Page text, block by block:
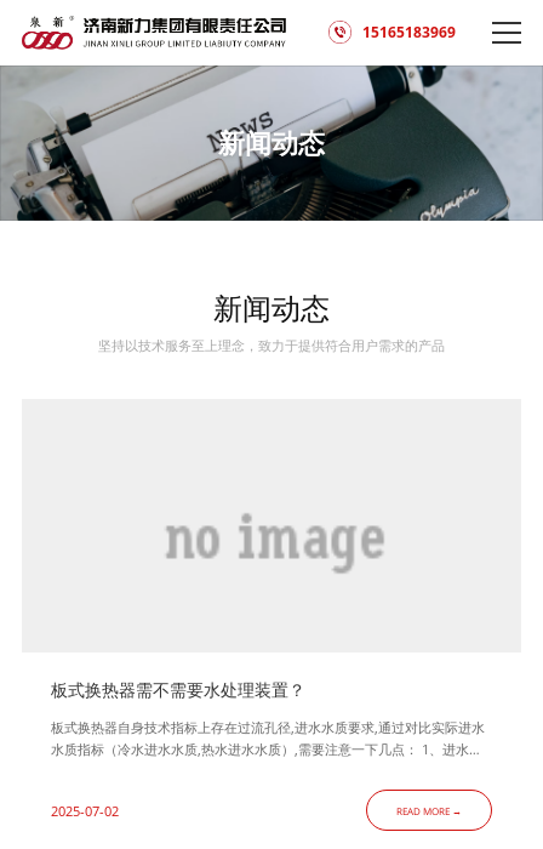
15165183969
新闻动态
新闻动态
坚持以技术服务至上理念，致力于提供符合用户需求的产品
板式换热器需不需要水处理装置？
板式换热器自身技术指标上存在过流孔径,进水水质要求,通过对比实际进水
水质指标（冷水进水水质,热水进水水质）,需要注意一下几点： 1、进水水
标,需要加装PH调节装置,防止过酸腐蚀或者过碱结构堵塞；同事碱性也会腐
蚀换热器密封橡胶圈导致泄漏出现. 2、如果进水浊度超标或进水中杂质过多
2025-07-02 READ MORE →